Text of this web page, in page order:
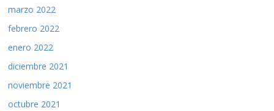
marzo 2022
febrero 2022
enero 2022
diciembre 2021
noviembre 2021
octubre 2021